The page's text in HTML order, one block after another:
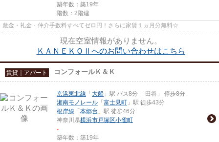
築年数：築19年
階数：2階建
敷金・礼金・仲介手数料すべてゼロ円！さらに家賃１ヵ月分無料☆
現在空室情報がありません。
ＫＡＮＥＫＯⅡへのお問い合わせはこちら
賃貸｜アパート コンフォールＫ＆Ｋ
京浜東北線 「 大船 」駅 バス8分 「田谷」 停歩8分
湘南モノレール 「 富士見町 」駅 徒歩43分
根岸線 「 本郷台 」駅 徒歩46分
神奈川県横浜市戸塚区小雀町
-
築年数：築19年